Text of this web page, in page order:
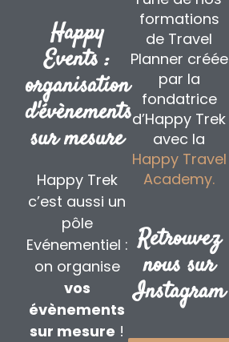
Happy
Events :
organisation
d'évènements
sur mesure
Happy Trek
c’est aussi un
pôle
Evénementiel :
on organise
vos
évènements
sur mesure !
formations
de Travel
Planner créée
par la
fondatrice
d’Happy Trek
avec la
Happy Travel
Academy.
Retrouvez
nous sur
Instagram